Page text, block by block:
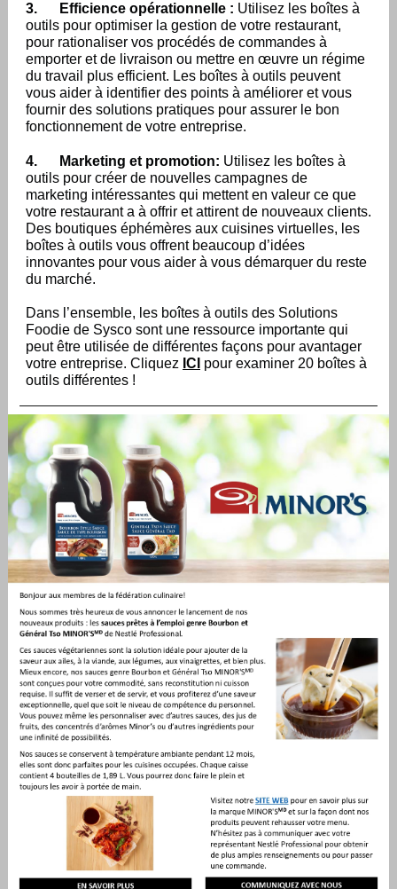
3. Efficience opérationnelle : Utilisez les boîtes à
outils pour optimiser la gestion de votre restaurant,
pour rationaliser vos procédés de commandes à
emporter et de livraison ou mettre en œuvre un régime
du travail plus efficient. Les boîtes à outils peuvent
vous aider à identifier des points à améliorer et vous
fournir des solutions pratiques pour assurer le bon
fonctionnement de votre entreprise.
4. Marketing et promotion: Utilisez les boîtes à
outils pour créer de nouvelles campagnes de
marketing intéressantes qui mettent en valeur ce que
votre restaurant a à offrir et attirent de nouveaux clients.
Des boutiques éphémères aux cuisines virtuelles, les
boîtes à outils vous offrent beaucoup d’idées
innovantes pour vous aider à vous démarquer du reste
du marché.
Dans l’ensemble, les boîtes à outils des Solutions
Foodie de Sysco sont une ressource importante qui
peut être utilisée de différentes façons pour avantager
votre entreprise. Cliquez ICI pour examiner 20 boîtes à
outils différentes !